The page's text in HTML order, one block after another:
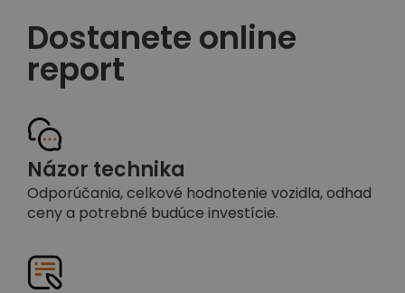
Dostanete online
report
Názor technika
Odporúčania, celkové hodnotenie vozidla, odhad
ceny a potrebné budúce investície.